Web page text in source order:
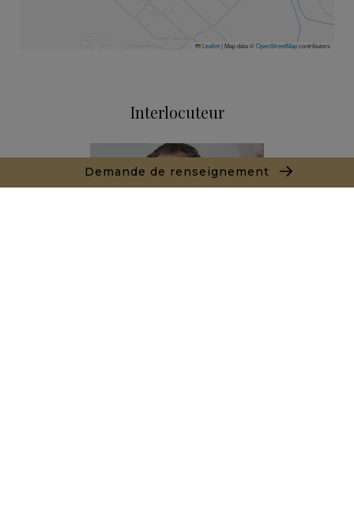
Demande de renseignement
Leaflet| Map data ©OpenStreetMapcontributors
Interlocuteur